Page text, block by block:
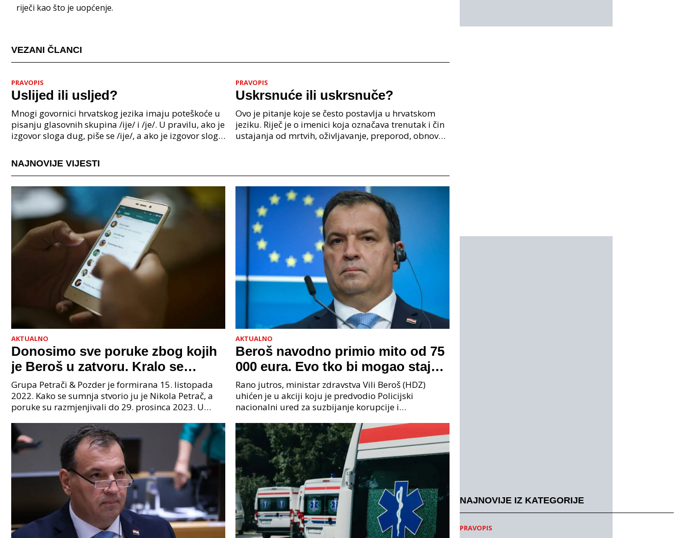
riječi kao što je uopćenje.
VEZANI ČLANCI
PRAVOPIS
Uslijed ili usljed?
Mnogi govornici hrvatskog jezika imaju poteškoće u
pisanju glasovnih skupina /ije/ i /je/. U pravilu, ako je
izgovor sloga dug, piše se /ije/, a ako je izgovor sloga
PRAVOPIS
Uskrsnuće ili uskrsnuče?
Ovo je pitanje koje se često postavlja u hrvatskom
jeziku. Riječ je o imenici koja označava trenutak i čin
ustajanja od mrtvih, oživljavanje, preporod, obnovu.
NAJNOVIJE VIJESTI
AKTUALNO
Donosimo sve poruke zbog kojih
je Beroš u zatvoru. Kralo se
godinama. Tko će iz vlade biti
sljedeći uhićen?
Grupa Petrači & Pozder je formirana 15. listopada
2022. Kako se sumnja stvorio ju je Nikola Petrač, a
poruke su razmjenjivali do 29. prosinca 2023. U
AKTUALNO
Beroš navodno primio mito od 75
000 eura. Evo tko bi mogao stajati
na čelu zločinačkog udruženja
Rano jutros, ministar zdravstva Vili Beroš (HDZ)
uhićen je u akciji koju je predvodio Policijski
nacionalni ured za suzbijanje korupcije i
priopćenju USKOK
NAJNOVIJE IZ KATEGORIJE
PRAVOPIS